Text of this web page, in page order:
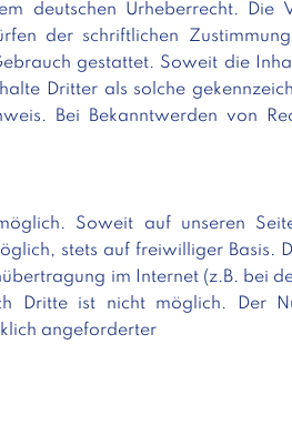
deutschen Urheberrecht. Die
der schriftlichen
gestattet. Soweit die
Dritter als solche
Bei Bekanntwerden von
Soweit auf unseren
stets auf freiwilliger Basis.
im Internet (z.B. bei
Dritte ist nicht möglich. Der
angeforderter